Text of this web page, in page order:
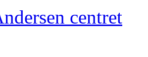
centret